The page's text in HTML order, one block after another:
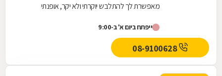
מאפשרת לך להתלבש יוקרתי ולא יקר, אופנתי
Mekimi ייחודי...
ייפתח ביום א' ב-9:00
08-9100628